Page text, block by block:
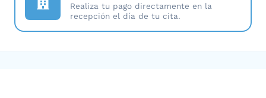
Realiza tu pago directamente en la
recepción el día de tu cita.